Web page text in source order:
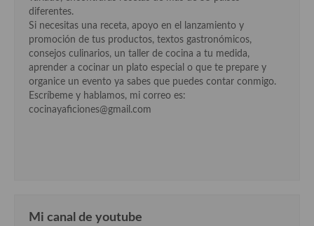
diferentes.
Si necesitas una receta, apoyo en el lanzamiento y
promoción de tus productos, textos gastronómicos,
consejos culinarios, un taller de cocina a tu medida,
aprender a cocinar un plato especial o que te prepare y
organice un evento ya sabes que puedes contar conmigo.
Escríbeme y hablamos, mi correo es:
cocinayaficiones@gmail.com
Mi canal de youtube